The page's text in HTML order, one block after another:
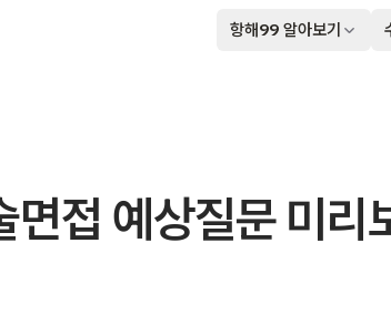
항해99 알아보기
접 예상질문 미리